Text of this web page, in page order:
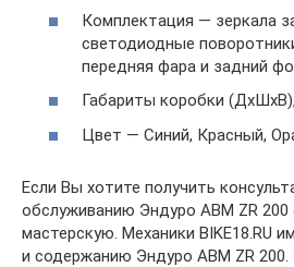
Комплектация — зеркала
светодиодные
передняя фара и задний
Габариты коробки
Цвет — Синий, Красный,
Если Вы хотите получить
обслуживанию Эндуро ABM ZR
мастерскую. Механики BIKE18.RU
и содержанию Эндуро ABM ZR 200.